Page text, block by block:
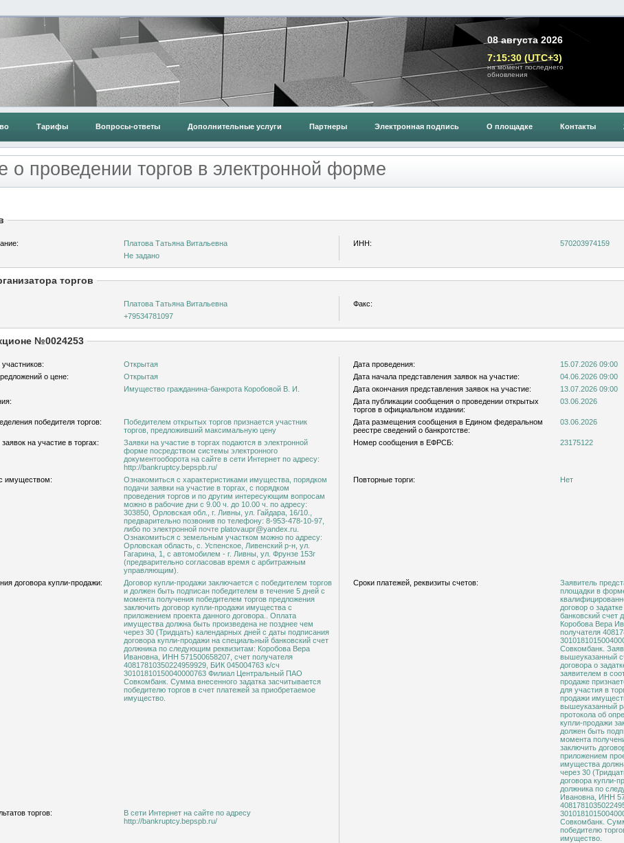
08 августа 2026
7:15:30 (UTC+3)
на момент последнего
обновления
Тарифы Вопросы-ответы Дополнительные услуги Партнеры Электронная подпись О площадке Контакты
о проведении торгов в электронной форме
Платова Татьяна Витальевна ИНН:
570203974159
Не задано
торгов
Платова Татьяна Витальевна
Факс:
+79534781097
№0024253
Открытая Дата проведения:
15.07.2026 09:00
о цене:
Открытая Дата начала представления заявок на участие:
04.06.2026 09:00
Имущество гражданина-банкрота Коробовой В. И. Дата окончания представления заявок на участие:
13.07.2026 09:00
Дата публикации сообщения о проведении открытых
торгов в официальном издании:
03.06.2026
победителя торгов:
Победителем открытых торгов признается участник
торгов, предложивший максимальную цену
Дата размещения сообщения в Едином федеральном
реестре сведений о банкротстве:
03.06.2026
на участие в торгах:
Заявки на участие в торгах подаются в электронной
форме посредством системы электронного
документооборота на сайте в сети Интернет по адресу:
http://bankruptcy.bepspb.ru/
Номер сообщения в ЕФРСБ: 23175122
имуществом:
Ознакомиться с характеристиками имущества, порядком
подачи заявки на участие в торгах, с порядком
проведения торгов и по другим интересующим вопросам
можно в рабочие дни с 9.00 ч. до 10.00 ч. по адресу:
303850, Орловская обл., г. Ливны, ул. Гайдара, 16/10.,
предварительно позвонив по телефону: 8-953-478-10-97,
либо по электронной почте platovaupr@yandex.ru.
Ознакомиться с земельным участком можно по адресу:
Орловская область, с. Успенское, Ливенский р-н, ул.
Гагарина, 1, с автомобилем - г. Ливны, ул. Фрунзе 153г
(предварительно согласовав время с арбитражным
управляющим).
Повторные торги: Нет
договора купли-продажи:
Договор купли-продажи заключается с победителем торгов
и должен быть подписан победителем в течение 5 дней с
момента получения победителем торгов предложения
заключить договор купли-продажи имущества с
приложением проекта данного договора.. Оплата
имущества должна быть произведена не позднее чем
через 30 (Тридцать) календарных дней с даты подписания
договора купли-продажи на специальный банковский счет
должника по следующим реквизитам: Коробова Вера
Ивановна, ИНН 571500658207, счет получателя
40817810350224959929, БИК 045004763 к/сч
30101810150040000763 Филиал Центральный ПАО
Совкомбанк. Сумма внесенного задатка засчитывается
победителю торгов в счет платежей за приобретаемое
имущество.
Сроки платежей, реквизиты счетов:
Заявитель
площадки в
договор о
банковский счет
Коробова Вера
получателя
Совкомбанк.
вышеуказанный
договора о
заявителем в
продаже
для участия в
продажи
вышеуказанный
протокола об
купли-продажи
должен быть
момента
заключить
приложением
имущества
через 30
договора купли-
должника по
Ивановна, ИНН
Совкомбанк.
победителю
имущество.
торгов:
В сети Интернет на сайте по адресу
http://bankruptcy.bepspb.ru/